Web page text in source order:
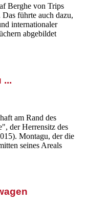
Berghe von Trips
führte auch dazu,
internationaler
abgebildet
...
am Rand des
der Herrensitz des
Montagu, der die
seines Areals